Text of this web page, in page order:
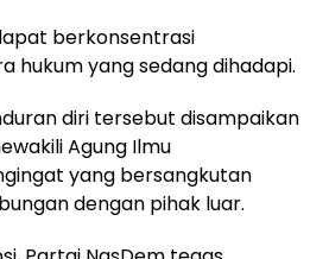
berkonsentrasi
hukum yang sedang dihadapi.
diri tersebut disampaikan
Agung Ilmu
yang bersangkutan
dengan pihak luar.